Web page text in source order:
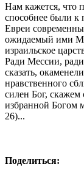
Нам кажется, что
способнее были
Евреи современны
ожидаемый ими
израильское
Ради Мессии,
сказать,
нравственного
силен Бог,
избранной Богом
26)...
Поделиться: